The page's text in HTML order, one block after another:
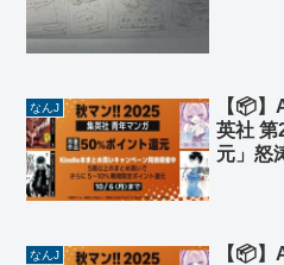
なんJ
【📦
英社 第
元」怒
なんJ
【📦